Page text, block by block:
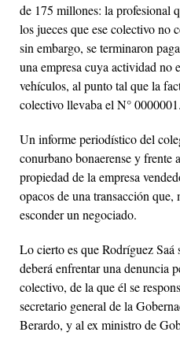
de 175 millones: la profesional
los jueces que ese colectivo no
sin embargo, se terminaron
una empresa cuya actividad no
vehículos, al punto tal que la
colectivo llevaba el N° 0000001.
Un informe periodístico del
conurbano bonaerense y
propiedad de la empresa
opacos de una transacción
esconder un negociado.
Lo cierto es que Rodríguez
deberá enfrentar una denuncia
colectivo, de la que él se
secretario general de la
Berardo, y al ex ministro de